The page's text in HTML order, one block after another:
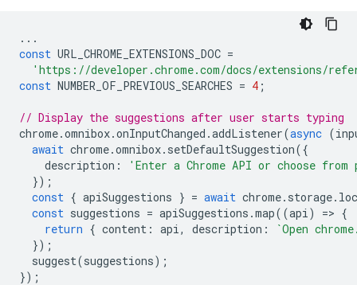
...
const URL_CHROME_EXTENSIONS_DOC =
'https://developer.chrome.com/docs/extensions/
const NUMBER_OF_PREVIOUS_SEARCHES = 4 ;
// Display the suggestions after user starts typing
chrome.omnibox.onInputChanged .addListener(async (
await chrome.omnibox. setDefaultSuggestion({
description :
'Enter a Chrome API or choose from
});
const { apiSuggestions } = await chrome. storage.
const suggestions = apiSuggestions .map((api) => {
return { content : api, description :
`Open
});
suggest(suggestions);
});